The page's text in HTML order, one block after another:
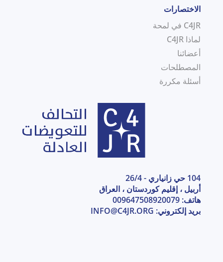
الاختصارات
C4JR في لمحة
لماذا C4JR
أعضائنا
المصطلحات
أسئلة مكررة
104 حي زانياري - 26/4
أربيل ، إقليم كوردستان ، العراق
هاتف: 009647508920079
بريد إلكتروني: INFO@C4JR.ORG